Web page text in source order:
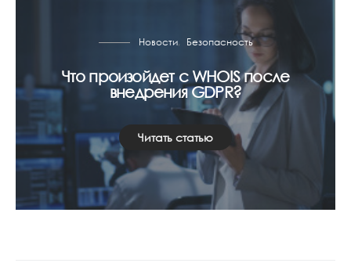
Новости Безопасность
Что произойдет с WHOIS после
внедрения GDPR?
Читать статью